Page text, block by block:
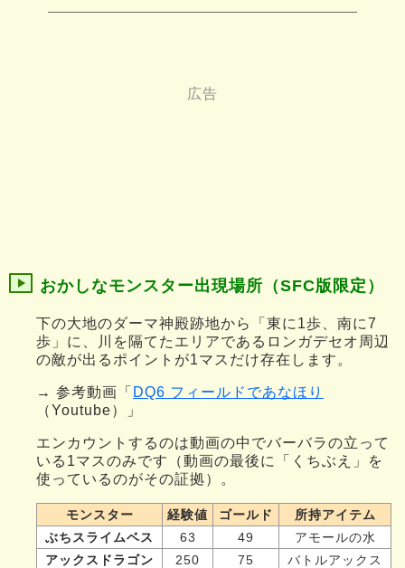
おかしなモンスター出現場所（SFC版限定）
下の大地のダーマ神殿跡地から「東に1歩、南に7
歩」に、川を隔てたエリアであるロンガデセオ周辺
の敵が出るポイントが1マスだけ存在します。
→ 参考動画「 DQ6 フィールドであなほり
（Youtube）」
エンカウントするのは動画の中でバーバラの立って
いる1マスのみです（動画の最後に「くちぶえ」を
使っているのがその証拠）。
モンスター 経験値 ゴールド
所持アイテム
ぶちスライムベス
63 49
アモールの水
アックスドラゴン
250 75
バトルアックス